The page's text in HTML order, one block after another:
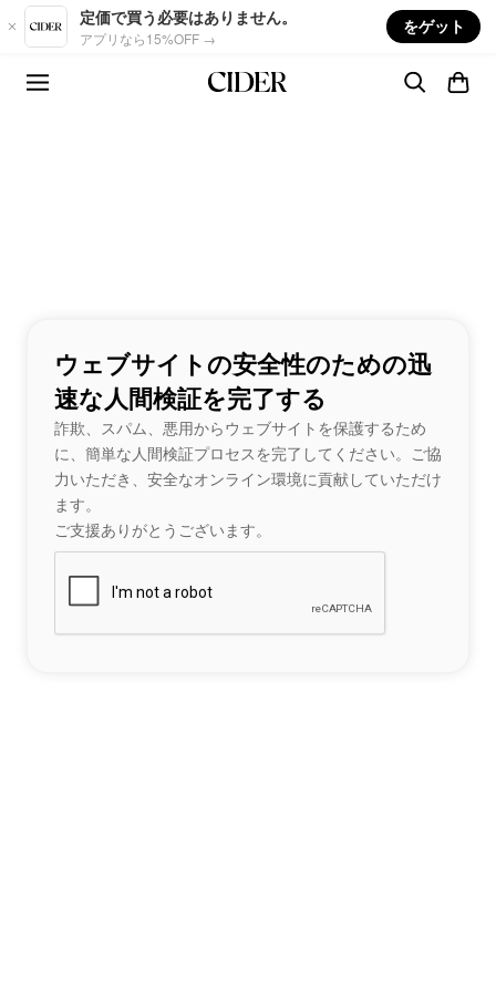
Skip to main content
定価で買う必要はありません。
アプリなら15%OFF →
をゲット
ウェブサイトの安全性のための迅
速な人間検証を完了する
詐欺、スパム、悪用からウェブサイトを保護するため
に、簡単な人間検証プロセスを完了してください。ご協
力いただき、安全なオンライン環境に貢献していただけ
ます。
ご支援ありがとうございます。